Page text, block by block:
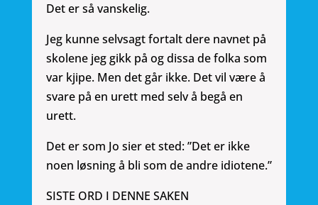
Det er så vanskelig.
Jeg kunne selvsagt fortalt dere navnet på
skolene jeg gikk på og dissa de folka som
var kjipe. Men det går ikke. Det vil være å
svare på en urett med selv å begå en
urett.
Det er som Jo sier et sted: ”Det er ikke
noen løsning å bli som de andre idiotene.”
SISTE ORD I DENNE SAKEN